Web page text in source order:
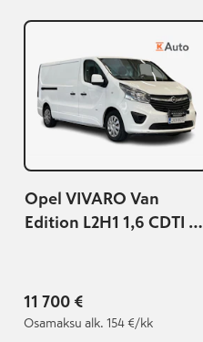
Opel VIVARO Van
Edition L2H1 1,6 CDTI Bi
11 700 €
Osamaksu alk. 154 €/kk